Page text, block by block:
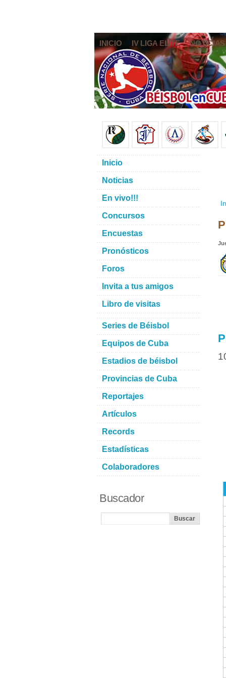
INICIO IV LIGA ELITE NOTICIAS
Inicio
Noticias
En vivo!!!
Concursos
Encuestas
Pronósticos
Foros
Invita a tus amigos
Libro de visitas
Series de Béisbol
Equipos de Cuba
Estadios de béisbol
Provincias de Cuba
Reportajes
Artículos
Records
Estadísticas
Colaboradores
Buscador